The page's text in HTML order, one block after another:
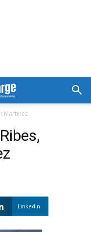
Martinez
Linkedin